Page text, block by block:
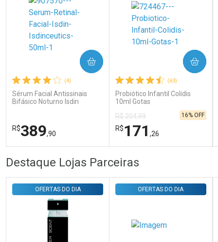
Comprar sem Desconto
Por R$ 31,35/cada
Comprar sem Desconto
Por R$ 31,35/cada
(4)
Sérum Facial Antissinais
Bifásico Noturno Isdin
R$389,90
COMPRAR
FECHAR
Laboratório
FECHAR
Por Menos
(63)
Probiótico Infantil Colidis
10ml Gotas
R$ 204,99
R$171 ,26
16% OFF
COMPRAR
Por Menos
Destaque Lojas Parceiras
OFERTAS DO DIA OFERTAS DO DIA